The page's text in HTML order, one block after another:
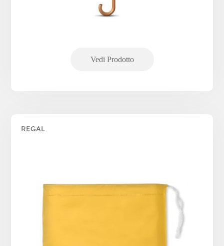
REGAL